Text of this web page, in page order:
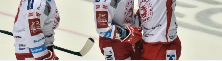
Baseball a softbal
Basketbal
Biatlon
Soutěže
Historické návraty
Aplikace ČT sport